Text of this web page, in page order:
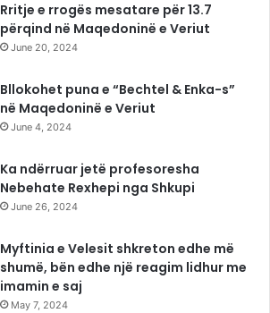
Rritje e rrogës mesatare për 13.7
përqind në Maqedoninë e Veriut
June 20, 2024
Bllokohet puna e “Bechtel & Enka-s”
në Maqedoninë e Veriut
June 4, 2024
Ka ndërruar jetë profesoresha
Nebehate Rexhepi nga Shkupi
June 26, 2024
Myftinia e Velesit shkreton edhe më
shumë, bën edhe një reagim lidhur me
imamin e saj
May 7, 2024